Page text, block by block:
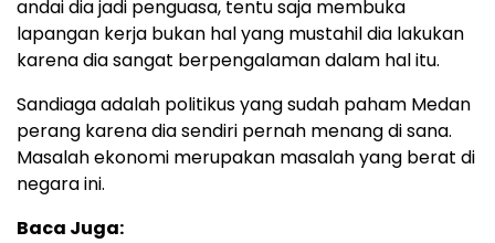
andai dia jadi penguasa, tentu saja membuka
lapangan kerja bukan hal yang mustahil dia lakukan
karena dia sangat berpengalaman dalam hal itu.
Sandiaga adalah politikus yang sudah paham Medan
perang karena dia sendiri pernah menang di sana.
Masalah ekonomi merupakan masalah yang berat di
negara ini.
Baca Juga: